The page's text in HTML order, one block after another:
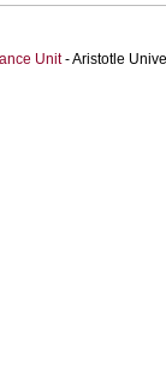
Unit- Aristotle